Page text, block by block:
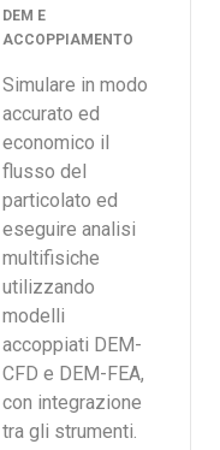
DEM E
ACCOPPIAMENTO
Simulare in modo
accurato ed
economico il
flusso del
particolato ed
eseguire analisi
multifisiche
utilizzando
modelli
accoppiati DEM-
CFD e DEM-FEA,
con integrazione
tra gli strumenti.